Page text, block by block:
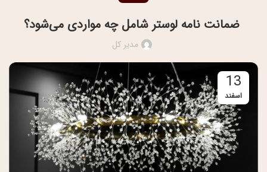
ضمانت نامه لوستر شامل چه مواردی می‌شود؟
مدیر کل
13
اسفند